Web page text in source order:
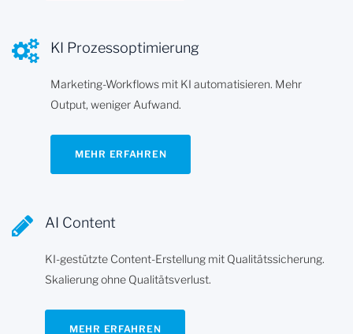
KI Prozessoptimierung
Marketing-Workflows mit KI automatisieren. Mehr
Output, weniger Aufwand.
MEHR ERFAHREN
AI Content
KI-gestützte Content-Erstellung mit Qualitätssicherung.
Skalierung ohne Qualitätsverlust.
MEHR ERFAHREN